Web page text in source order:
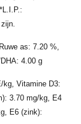
as: 7.20 %,
4.00 g
kg, Vitamine D3:
3.70 mg/kg, E4
E6 (zink):